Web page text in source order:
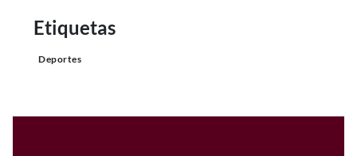
Etiquetas
Deportes